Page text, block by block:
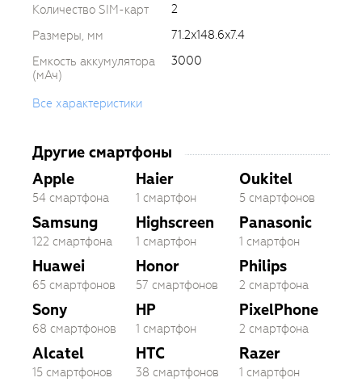
Количество SIM-карт
2
Размеры, мм
71.2x148.6x7.4
Емкость аккумулятора
(мАч)
3000
Все характеристики
Другие смартфоны
Apple
54 смартфона
Samsung
122 смартфона
Huawei
65 смартфонов
Sony
68 смартфонов
Alcatel
15 смартфонов
Haier
1 смартфон
Highscreen
1 смартфон
Honor
57 смартфонов
HP
1 смартфон
HTC
38 смартфонов
Oukitel
5 смартфонов
Panasonic
1 смартфон
Philips
2 смартфона
PixelPhone
2 смартфона
Razer
1 смартфон